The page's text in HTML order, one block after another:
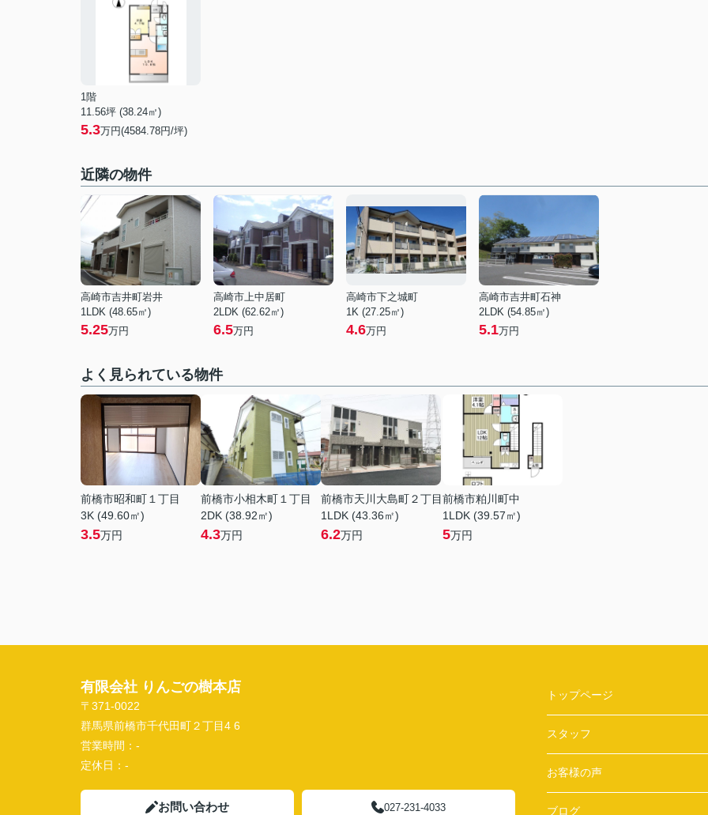
1階
11.56坪 (38.24㎡)
5.3万円(4584.78円/坪)
近隣の物件
高崎市吉井町岩井
1LDK (48.65㎡)
5.25万円
高崎市上中居町
2LDK (62.62㎡)
6.5万円
高崎市下之城町
1K (27.25㎡)
4.6万円
高崎市吉井町石神
2LDK (54.85㎡)
5.1万円
よく見られている物件
前橋市昭和町１丁目
3K (49.60㎡)
3.5万円
前橋市小相木町１丁目
2DK (38.92㎡)
4.3万円
前橋市天川大島町２丁目
1LDK (43.36㎡)
6.2万円
前橋市粕川町中
1LDK (39.57㎡)
5万円
有限会社 りんごの樹本店
〒371-0022
群馬県前橋市千代田町２丁目4 6
営業時間： -
定休日： -
お問い合わせ 027-231-4033
トップページ
スタッフ
お客様の声
ブログ